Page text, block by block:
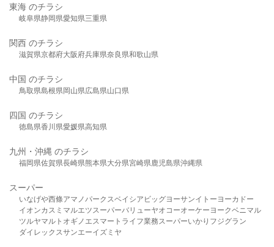
東海 のチラシ
岐阜県静岡県愛知県三重県
関西 のチラシ
滋賀県京都府大阪府兵庫県奈良県和歌山県
中国 のチラシ
鳥取県島根県岡山県広島県山口県
四国 のチラシ
徳島県香川県愛媛県高知県
九州・沖縄 のチラシ
福岡県佐賀県長崎県熊本県大分県宮崎県鹿児島県沖縄県
スーパー
いなげや西條アマノパークスベイシア ビッグヨーサンイトーヨーカドー
イオンカスミ マルエツスーパーバリューヤオコーオーケー ヨークベニマル
ツルヤマルト オギノ エスマート ライフ業務スーパーいかり フジグラン
ダイレックスサンエーイズミヤ